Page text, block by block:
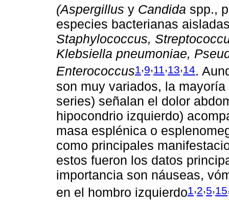
(Aspergillus y Candida spp.,
especies bacterianas
Staphylococcus,
Klebsiella pneumoniae,
Enterococcus1 ,9,11 ,13,14.
son muy variados, la
series) señalan el dolor
hipocondrio izquierdo)
masa esplénica o
como principales
estos fueron los datos
importancia son náuseas,
en el hombro izquierdo1,2,5,15